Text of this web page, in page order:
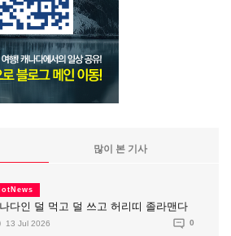
많이 본 기사
다인 덜 먹고 덜 쓰고 허리띠 졸라맨다
13 Jul 2026 0